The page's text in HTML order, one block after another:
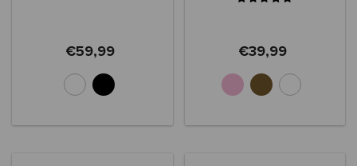
€59,99 €39,99